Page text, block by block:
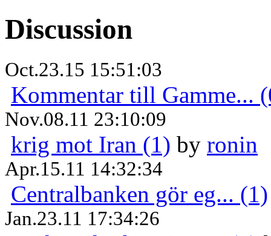
Discussion
Oct.23.15 15:51:03
Kommentar till Gamme...
Nov.08.11 23:10:09
krig mot Iran (1) by ronin
Apr.15.11 14:32:34
Centralbanken gör eg... (1)
Jan.23.11 17:34:26